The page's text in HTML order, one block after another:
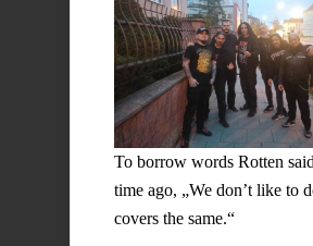
To borrow words Rotten
time ago, „We don’t like to
covers the same.“